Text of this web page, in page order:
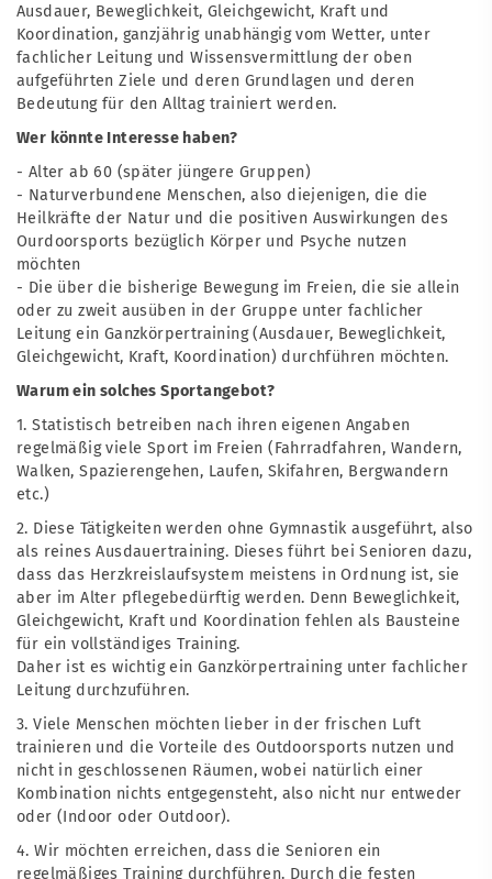
Ausdauer, Beweglichkeit, Gleichgewicht, Kraft und
Koordination, ganzjährig unabhängig vom Wetter, unter
fachlicher Leitung und Wissensvermittlung der oben
aufgeführten Ziele und deren Grundlagen und deren
Bedeutung für den Alltag trainiert werden.
Wer könnte Interesse haben?
- Alter ab 60 (später jüngere Gruppen)
- Naturverbundene Menschen, also diejenigen, die die
Heilkräfte der Natur und die positiven Auswirkungen des
Ourdoorsports bezüglich Körper und Psyche nutzen
möchten
- Die über die bisherige Bewegung im Freien, die sie allein
oder zu zweit ausüben in der Gruppe unter fachlicher
Leitung ein Ganzkörpertraining (Ausdauer, Beweglichkeit,
Gleichgewicht, Kraft, Koordination) durchführen möchten.
Warum ein solches Sportangebot?
1. Statistisch betreiben nach ihren eigenen Angaben
regelmäßig viele Sport im Freien (Fahrradfahren, Wandern,
Walken, Spazierengehen, Laufen, Skifahren, Bergwandern
etc.)
2. Diese Tätigkeiten werden ohne Gymnastik ausgeführt, also
als reines Ausdauertraining. Dieses führt bei Senioren dazu,
dass das Herzkreislaufsystem meistens in Ordnung ist, sie
aber im Alter pflegebedürftig werden. Denn Beweglichkeit,
Gleichgewicht, Kraft und Koordination fehlen als Bausteine
für ein vollständiges Training.
Daher ist es wichtig ein Ganzkörpertraining unter fachlicher
Leitung durchzuführen.
3. Viele Menschen möchten lieber in der frischen Luft
trainieren und die Vorteile des Outdoorsports nutzen und
nicht in geschlossenen Räumen, wobei natürlich einer
Kombination nichts entgegensteht, also nicht nur entweder
oder (Indoor oder Outdoor).
4. Wir möchten erreichen, dass die Senioren ein
regelmäßiges Training durchführen. Durch die festen